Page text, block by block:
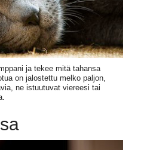
ja tekee mitä tahansa
on jalostettu melko paljon,
ne istuutuvat viereesi tai